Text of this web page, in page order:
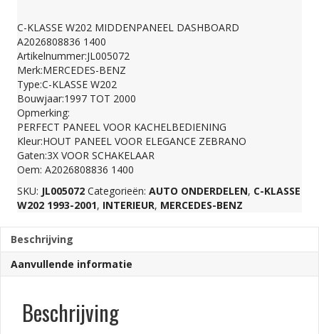
W202
MIDDENPANEEL
DASHBOARD
A2026808836
1400
aantal
C-KLASSE W202 MIDDENPANEEL DASHBOARD
A2026808836 1400
Artikelnummer:JL005072
Merk:MERCEDES-BENZ
Type:C-KLASSE W202
Bouwjaar:1997 TOT 2000
Opmerking:
PERFECT PANEEL VOOR KACHELBEDIENING
Kleur:HOUT PANEEL VOOR ELEGANCE ZEBRANO
Gaten:3X VOOR SCHAKELAAR
Oem: A2026808836 1400
SKU: JL005072 Categorieën: AUTO ONDERDELEN, C-KLASSE
W202 1993-2001, INTERIEUR, MERCEDES-BENZ
Beschrijving
Aanvullende informatie
Beschrijving